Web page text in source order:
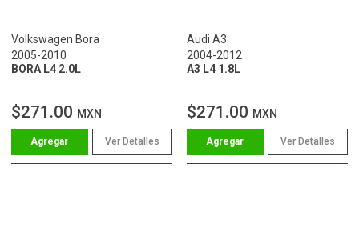
Volkswagen Bora
2005-2010
BORA L4 2.0L
$271.00 MXN
Ver Detalles
Audi A3
2004-2012
A3 L4 1.8L
$271.00 MXN
Ver Detalles